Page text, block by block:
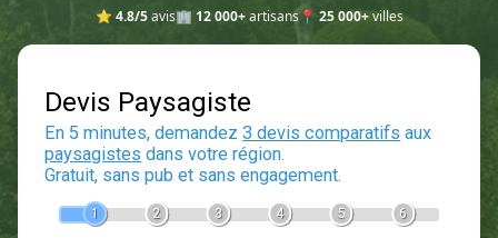
⭐ 4.8/5avis🏢 12 000+artisans📍 25 000+villes
Devis Paysagiste
En 5 minutes, demandez3 devis comparatifs